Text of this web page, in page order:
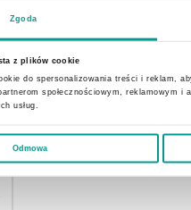
Zgoda
z plików cookie
do spersonalizowania treści i reklam,
społecznościowym, reklamowym
usług.
Odmowa